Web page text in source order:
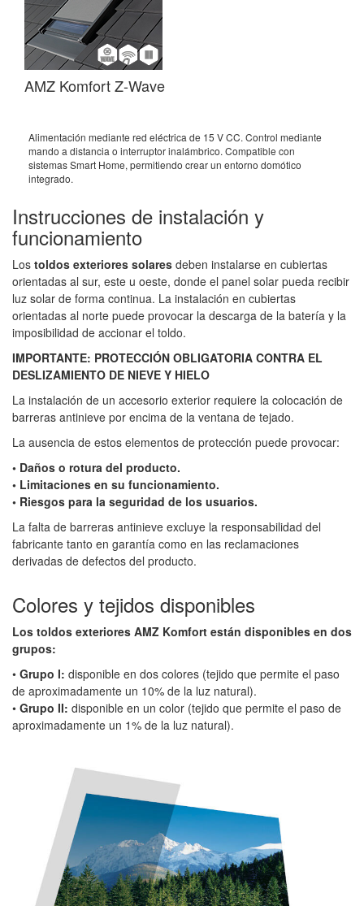
AMZ Komfort Z-Wave
Alimentación mediante red eléctrica de 15 V CC. Control mediante
mando a distancia o interruptor inalámbrico. Compatible con
sistemas Smart Home, permitiendo crear un entorno domótico
integrado.
Instrucciones de instalación y
funcionamiento
Los toldos exteriores solares deben instalarse en cubiertas
orientadas al sur, este u oeste, donde el panel solar pueda recibir
luz solar de forma continua. La instalación en cubiertas
orientadas al norte puede provocar la descarga de la batería y la
imposibilidad de accionar el toldo.
IMPORTANTE: PROTECCIÓN OBLIGATORIA CONTRA EL
DESLIZAMIENTO DE NIEVE Y HIELO
La instalación de un accesorio exterior requiere la colocación de
barreras antinieve por encima de la ventana de tejado.
La ausencia de estos elementos de protección puede provocar:
• Daños o rotura del producto.
• Limitaciones en su funcionamiento.
• Riesgos para la seguridad de los usuarios.
La falta de barreras antinieve excluye la responsabilidad del
fabricante tanto en garantía como en las reclamaciones
derivadas de defectos del producto.
Colores y tejidos disponibles
Los toldos exteriores AMZ Komfort están disponibles en dos
grupos:
• Grupo I: disponible en dos colores (tejido que permite el paso
de aproximadamente un 10% de la luz natural).
• Grupo II: disponible en un color (tejido que permite el paso de
aproximadamente un 1% de la luz natural).